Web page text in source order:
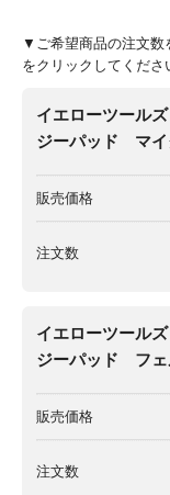
▼ご希望商品の注文数
をクリックしてくださ
イエローツール
ジーパッド マイ
販売価格
注文数
イエローツール
ジーパッド フェ
販売価格
注文数